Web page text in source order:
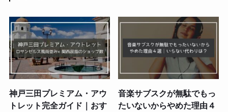
神戸三田プレミアム・アウ
トレット完全ガイド｜おす
音楽サブスクが無駄でもっ
たいないからやめた理由４